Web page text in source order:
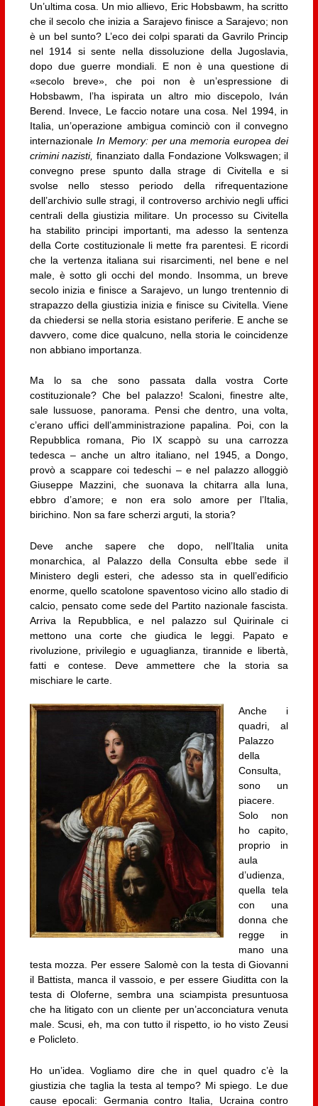
Un’ultima cosa. Un mio allievo, Eric Hobsbawm, ha scritto
che il secolo che inizia a Sarajevo finisce a Sarajevo; non
è un bel sunto? L’eco dei colpi sparati da Gavrilo Princip
nel 1914 si sente nella dissoluzione della Jugoslavia,
dopo due guerre mondiali. E non è una questione di
«secolo breve», che poi non è un’espressione di
Hobsbawm, l’ha ispirata un altro mio discepolo, Iván
Berend. Invece, Le faccio notare una cosa. Nel 1994, in
Italia, un’operazione ambigua cominciò con il convegno
internazionale In Memory: per una memoria europea dei
crimini nazisti,finanziato dalla Fondazione Volkswagen; il
convegno prese spunto dalla strage di Civitella e si
svolse nello stesso periodo della rifrequentazione
dell’archivio sulle stragi, il controverso archivio negli uffici
centrali della giustizia militare. Un processo su Civitella
ha stabilito principi importanti, ma adesso la sentenza
della Corte costituzionale li mette fra parentesi. E ricordi
che la vertenza italiana sui risarcimenti, nel bene e nel
male, è sotto gli occhi del mondo. Insomma, un breve
secolo inizia e finisce a Sarajevo, un lungo trentennio di
strapazzo della giustizia inizia e finisce su Civitella. Viene
da chiedersi se nella storia esistano periferie. E anche se
davvero, come dice qualcuno, nella storia le coincidenze
non abbiano importanza.
Ma lo sa che sono passata dalla vostra Corte
costituzionale? Che bel palazzo! Scaloni, finestre alte,
sale lussuose, panorama. Pensi che dentro, una volta,
c’erano uffici dell’amministrazione papalina. Poi, con la
Repubblica romana, Pio IX scappò su una carrozza
tedesca – anche un altro italiano, nel 1945, a Dongo,
provò a scappare coi tedeschi – e nel palazzo alloggiò
Giuseppe Mazzini, che suonava la chitarra alla luna,
ebbro d’amore; e non era solo amore per l’Italia,
birichino. Non sa fare scherzi arguti, la storia?
Deve anche sapere che dopo, nell’Italia unita
monarchica, al Palazzo della Consulta ebbe sede il
Ministero degli esteri, che adesso sta in quell’edificio
enorme, quello scatolone spaventoso vicino allo stadio di
calcio, pensato come sede del Partito nazionale fascista.
Arriva la Repubblica, e nel palazzo sul Quirinale ci
mettono una corte che giudica le leggi. Papato e
rivoluzione, privilegio e uguaglianza, tirannide e libertà,
fatti e contese. Deve ammettere che la storia sa
mischiare le carte.
Anche i
quadri, al
Palazzo
della
Consulta,
sono un
piacere.
Solo non
ho capito,
proprio in
aula
d’udienza,
quella tela
con una
donna che
regge in
mano una
testa mozza. Per essere Salomè con la testa di Giovanni
il Battista, manca il vassoio, e per essere Giuditta con la
testa di Oloferne, sembra una sciampista presuntuosa
che ha litigato con un cliente per un’acconciatura venuta
male. Scusi, eh, ma con tutto il rispetto, io ho visto Zeusi
e Policleto.
Ho un’idea. Vogliamo dire che in quel quadro c’è la
giustizia che taglia la testa al tempo? Mi spiego. Le due
cause epocali: Germania contro Italia, Ucraina contro